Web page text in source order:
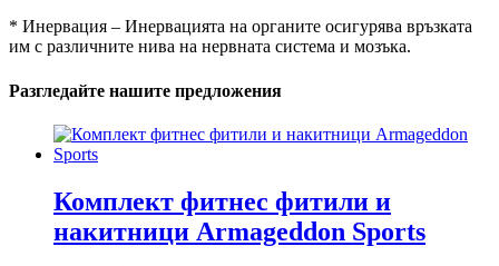
* Инервация – Инервацията на органите осигурява връзката
им с различните нива на нервната система и мозъка.
Разгледайте нашите предложения
Комплект фитнес фитили и
накитници Armageddon Sports